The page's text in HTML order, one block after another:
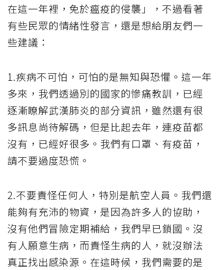
在這一年裡，免於瘟疫的侵襲」，不過看著
有些民眾的情緒性發言，還是想給朋友們一
些建議：
1.疾病不可怕，可怕的是無知與恐懼。這一年
多來，我們透過別的國家的慘痛教訓，已經
逐漸瞭解武漢肺炎的部分資訊，雖然還有很
多訊息尚待解碼，但是比起去年，連疫苗都
沒有，已經好很多。我們有口罩、有疫苗，
請不要過度恐慌。
2.不要責怪任何人，特別是航空人員。我們還
能夠有充沛的物資，是因為許多人的協助，
沒有他們冒險定期補給，我們早已鎖國。沒
有人願意生病，而責怪生病的人，就沒辦法
真正找出感染源。在這時候，我們需要的是